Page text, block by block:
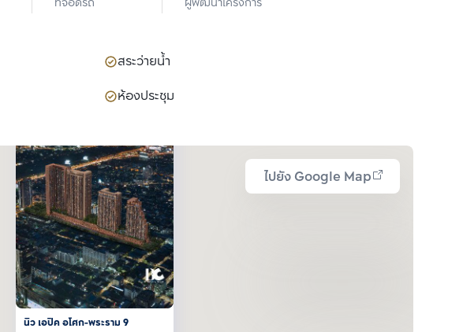
(มหาชน)
สระว่ายน้ำ
ห้องประชุม
ไปยัง Google Map
นิว เอปิค อโศก-พระราม 9